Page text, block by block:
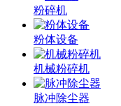
粉碎机
粉体设备
机械粉碎机
脉冲除尘器